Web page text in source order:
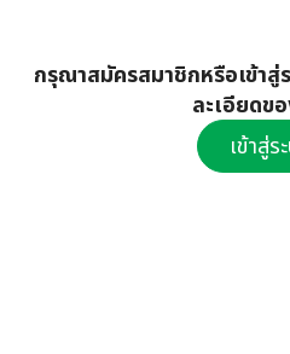
กรุณาสมัครสมาชิกหรือเข้าสู่
ละเอียดข
เข้าสู่ร